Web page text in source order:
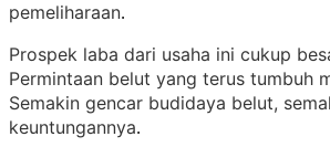
pemeliharaan.
Prospek laba dari usaha ini cukup
Permintaan belut yang terus tumbuh
Semakin gencar budidaya belut,
keuntungannya.